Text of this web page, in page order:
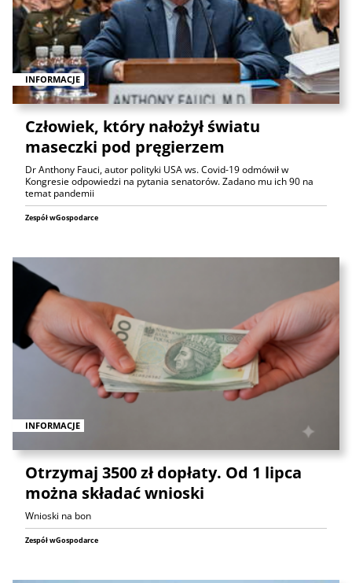
INFORMACJE
Człowiek, który nałożył światu
maseczki pod pręgierzem
Dr Anthony Fauci, autor polityki USA ws. Covid-19 odmówił w
Kongresie odpowiedzi na pytania senatorów. Zadano mu ich 90 na
temat pandemii
Zespół wGospodarce
INFORMACJE
Otrzymaj 3500 zł dopłaty. Od 1 lipca
można składać wnioski
Wnioski na bon
Zespół wGospodarce